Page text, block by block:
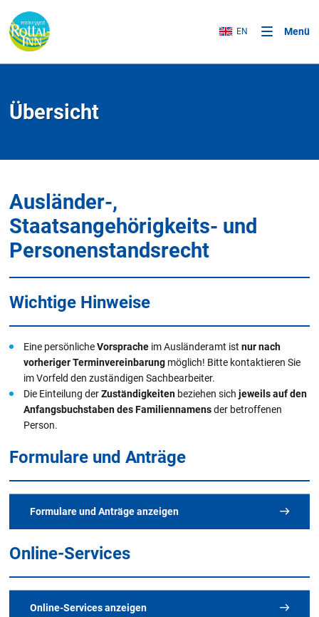
EN Menü
Übersicht
Ausländer-,
Staatsangehörigkeits- und
Personenstandsrecht
Wichtige Hinweise
Eine persönlicheVorsprache im Ausländeramt istnur nach
vorheriger Terminvereinbarung möglich! Bitte kontaktieren Sie
im Vorfeld den zuständigen Sachbearbeiter.
Die Einteilung derZuständigkeiten beziehen sichjeweils auf den
Anfangsbuchstaben des Familiennamensder betroffenen
Person.
Formulare und Anträge
Formulare und Anträge anzeigen
Alle Merkblätter und Formulare
im Überblick
Online-Services
Online-Services anzeigen